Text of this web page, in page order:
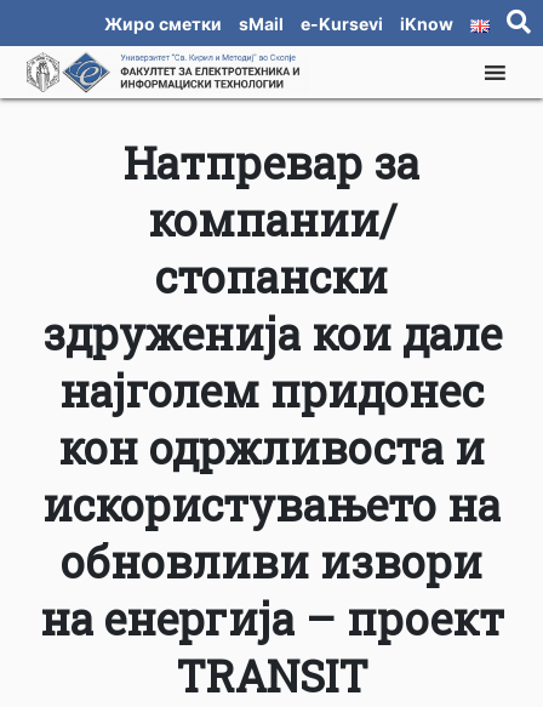
Жиро сметки sMail e-Kursevi iKnow
Натпревар за
компании/
стопански
здруженија кои дале
најголем придонес
кон одржливоста и
искористувањето на
обновливи извори
на енергија – проект
TRANSIT